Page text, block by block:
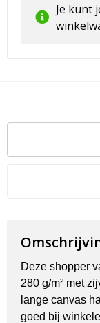
Je kunt
Deze shopper
280 g/m² met
lange canvas
goed bij